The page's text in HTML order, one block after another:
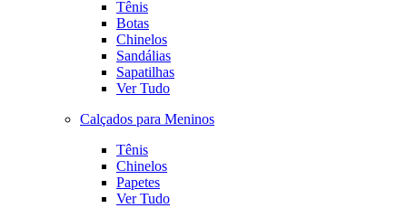
Tênis
Botas
Chinelos
Sandálias
Sapatilhas
Ver Tudo
Calçados para Meninos
Tênis
Chinelos
Papetes
Ver Tudo